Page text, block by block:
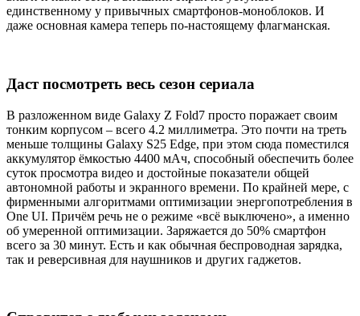
единственному у привычных смартфонов-моноблоков. И
даже основная камера теперь по-настоящему флагманская.
Даст посмотреть весь сезон сериала
В разложенном виде Galaxy Z Fold7 просто поражает своим
тонким корпусом – всего 4.2 миллиметра. Это почти на треть
меньше толщины Galaxy S25 Edge, при этом сюда поместился
аккумулятор ёмкостью 4400 мАч, способный обеспечить более
суток просмотра видео и достойные показатели общей
автономной работы и экранного времени. По крайней мере, с
фирменными алгоритмами оптимизации энергопотребления в
One UI. Причём речь не о режиме «всё выключено», а именно
об умеренной оптимизации. Заряжается до 50% смартфон
всего за 30 минут. Есть и как обычная беспроводная зарядка,
так и реверсивная для наушников и других гаджетов.